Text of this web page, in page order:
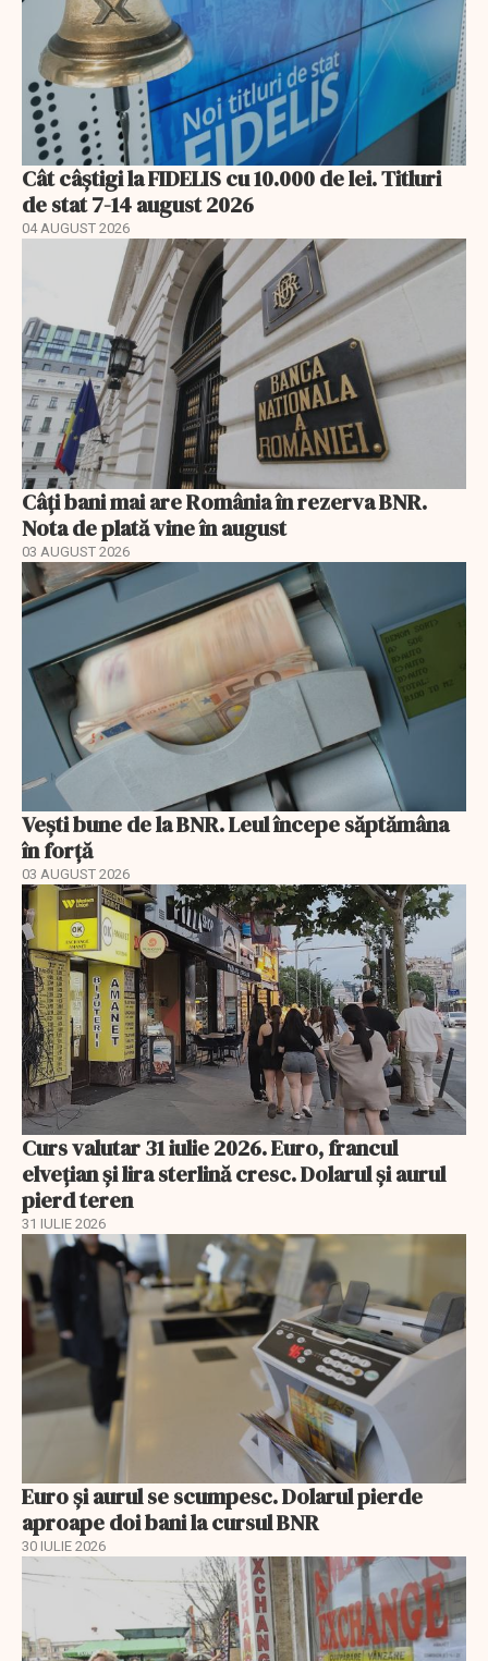
Cât câștigi la FIDELIS cu 10.000 de lei. Titluri
de stat 7-14 august 2026
04 AUGUST 2026
Câți bani mai are România în rezerva BNR.
Nota de plată vine în august
03 AUGUST 2026
Vești bune de la BNR. Leul începe săptămâna
în forță
03 AUGUST 2026
Curs valutar 31 iulie 2026. Euro, francul
elvețian și lira sterlină cresc. Dolarul și aurul
pierd teren
31 IULIE 2026
Euro și aurul se scumpesc. Dolarul pierde
aproape doi bani la cursul BNR
30 IULIE 2026